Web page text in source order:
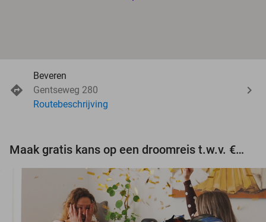
Beveren
Gentseweg 280
Routebeschrijving
Maak gratis kans op een droomreis t.w.v. €3.000!